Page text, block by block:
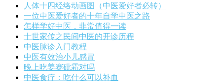
人体十四经络动画图（中医爱好者必转）
一位中医爱好者的十年自学中医之路
怎样学好中医，非常值得一读
十世家传之民间中医的开诊历程
中医脉诊入门教程
中医有效治小儿感冒
晚上吃姜赛砒霜对吗
中医食疗：吃什么可以补血